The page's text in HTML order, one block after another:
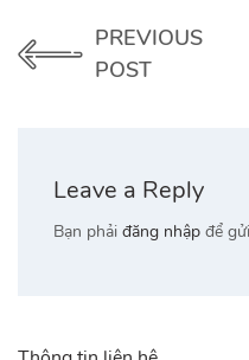
PREVIOUS
POST
Leave a Reply
Bạn phải đăng nhập để